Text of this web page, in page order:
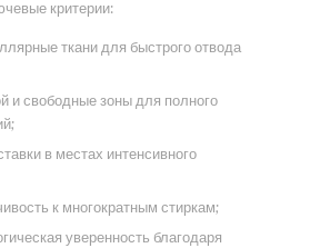
критерии:
ткани для быстрого отвода
и свободные зоны для полного
в местах интенсивного
к многократным стиркам;
уверенность благодаря